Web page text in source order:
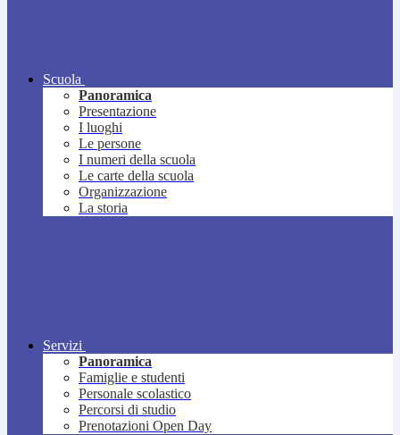
Scuola
Panoramica
Presentazione
I luoghi
Le persone
I numeri della scuola
Le carte della scuola
Organizzazione
La storia
Servizi
Panoramica
Famiglie e studenti
Personale scolastico
Percorsi di studio
Prenotazioni Open Day